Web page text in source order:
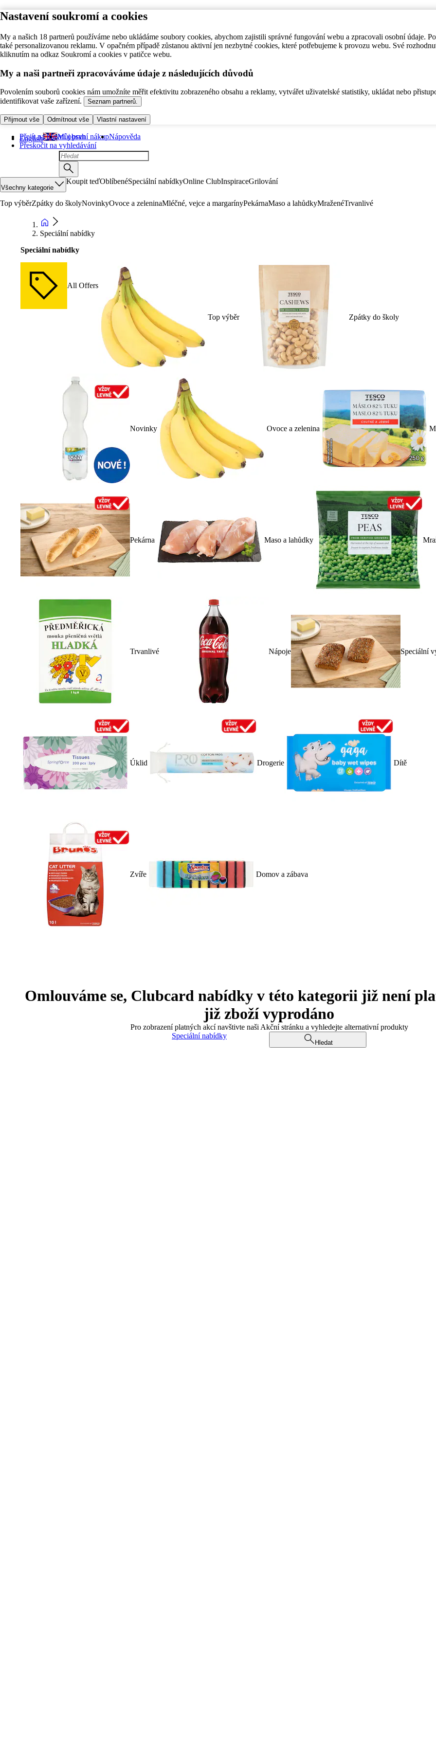
Nastavení soukromí a cookies
My a našich 18 partnerů používáme nebo ukládáme soubory cookies, abychom zajistili správné fungování webu a zpracovali osobní údaje.
také personalizovanou reklamu. V opačném případě zůstanou aktivní jen nezbytné cookies, které potřebujeme k provozu webu. Své
kliknutím na odkaz Soukromí a cookies v patičce webu.
My a naši partneři zpracováváme údaje z následujících důvodů
Povolením souborů cookies nám umožníte měřit efektivitu zobrazeného obsahu a reklamy, vytvářet uživatelské statistiky, ukládat nebo
identifikovat vaše zařízení.
Seznam partnerů.
Přijmout vše Odmítnout vše Vlastní nastavení
Přejít na hlavní obsah
Přeskočit na vyhledávání
English Můj první nákupNápověda
Všechny kategorie
Koupit teďOblíbenéSpeciální nabídkyOnline ClubInspiraceGrilování
Top výběrZpátky do školyNovinkyOvoce a zeleninaMléčné, vejce a margarínyPekárnaMaso a lahůdkyMraženéTrvanlivé
Speciální nabídky
Speciální nabídky
All Offers
Top výběr Zpátky do školy
Novinky Ovoce a zelenina
Pekárna Maso a lahůdky
Trvanlivé Nápoje Speciální
Úklid Drogerie Dítě
Zvíře Domov a zábava
Omlouváme se, Clubcard nabídky v této kategorii již není
již zboží vyprodáno
Pro zobrazení platných akcí navštivte naši Akční stránku a vyhledejte alternativní produkty
Speciální nabídky
Hledat